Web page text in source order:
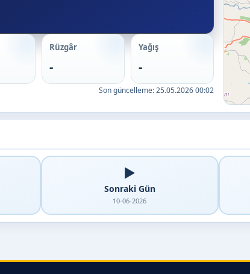
Rüzgâr
-
Yağış
-
Son güncelleme:25.05.2026 00:02
▶️
Sonraki Gün
10-06-2026